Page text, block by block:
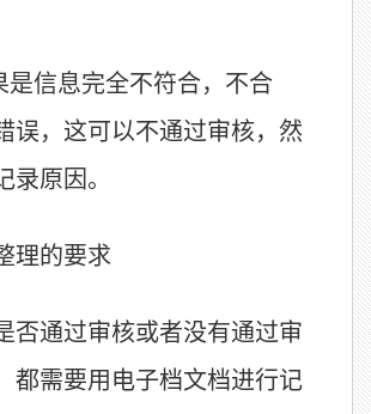
是信息完全不符合，不合
误，这可以不通过审核，然
录原因。
理的要求
否通过审核或者没有通过审
都需要用电子档文档进行记